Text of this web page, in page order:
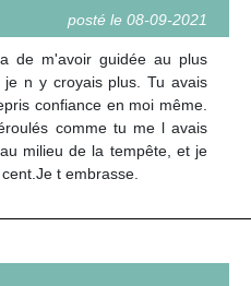
posté le 08-09-2021
de m'avoir guidée au plus
n y croyais plus. Tu avais
confiance en moi même.
comme tu me l avais
milieu de la tempête, et je
t embrasse.